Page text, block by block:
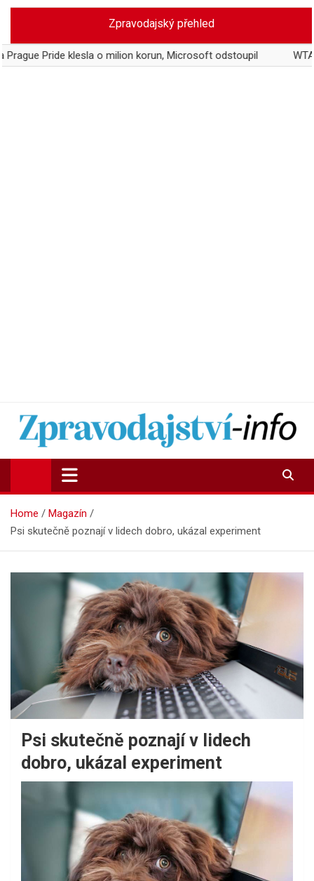
Skip
content
Zpravodajský přehled
klesla o milion korun, Microsoft odstoupil WTA zavádí
Zpravodajství-info.cz
Aktuality a informace on-line
Home
Magazín
Psi skutečně poznají v lidech dobro, ukázal experiment
Psi skutečně poznají v lidech
dobro, ukázal experiment